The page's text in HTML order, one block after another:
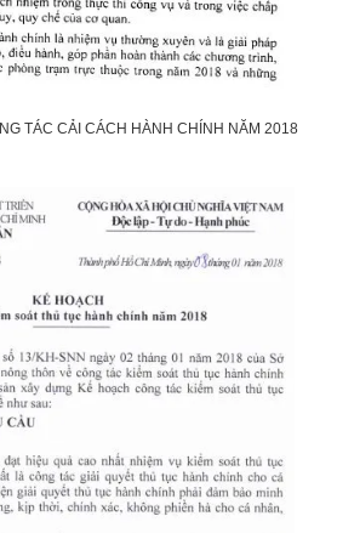
TÁC CẢI CÁCH HÀNH CHÍNH NĂM 2018